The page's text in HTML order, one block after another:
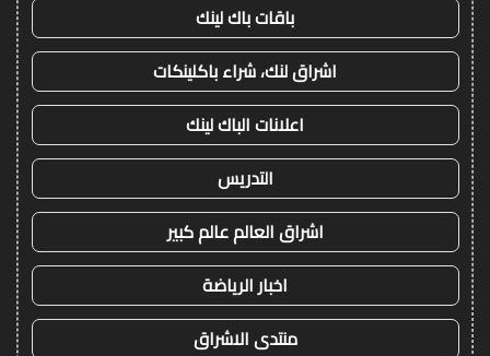
باقات باك لينك
اشراق لنك، شراء باكلينكات
اعلانات الباك لينك
التدريس
اشراق العالم عالم كبير
اخبار الرياضة
منتدى الاشراق